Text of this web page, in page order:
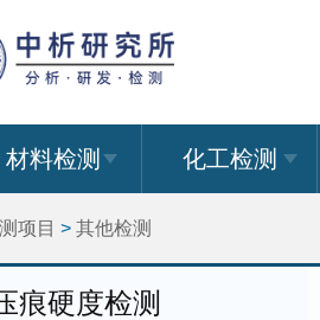
材料检测 化工检测
项目 > 其他检测
痕硬度检测